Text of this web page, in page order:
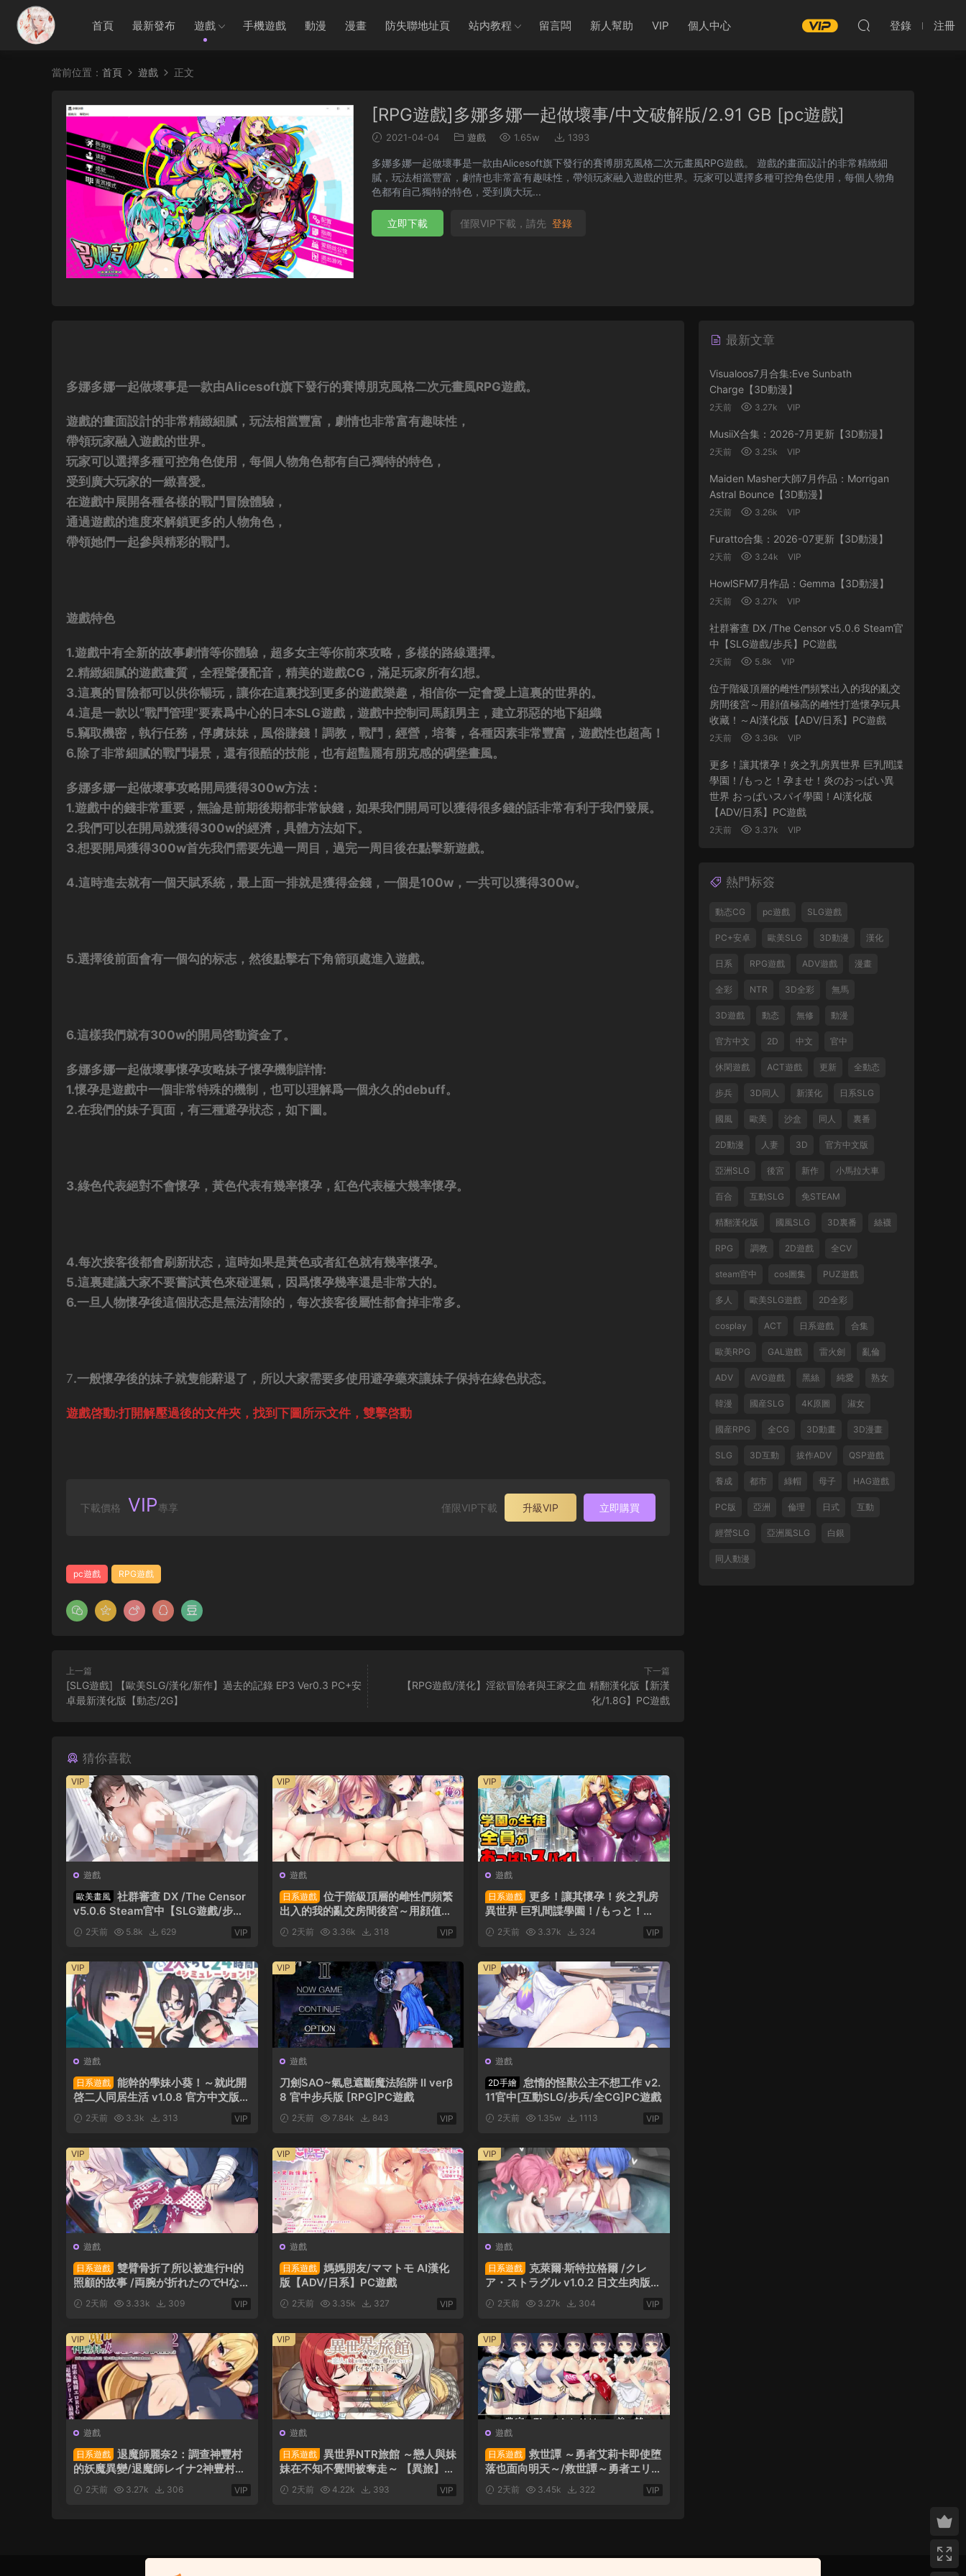
首頁 最新發布 遊戲 手機遊戲 動漫 漫畫 防失聯地址頁 站内教程 留言闆 新人幫助 VIP 個人中心 登錄 注冊
當前位置： 首頁 遊戲 正文
[RPG遊戲]多娜多娜一起做壞事/中文破解版/2.91 GB [pc遊戲]
2021-04-04 遊戲 1.65w 1393
多娜多娜一起做壞事是一款由Alicesoft旗下發行的賽博朋克風格二次元畫風RPG遊戲。 遊戲的畫面設計的非常精緻細
膩，玩法相當豐富，劇情也非常富有趣味性，帶領玩家融入遊戲的世界。玩家可以選擇多種可控角色使用，每個人物角
色都有自己獨特的特色，受到廣大玩...
僅限VIP下載，請先 登錄
立即下載
多娜多娜一起做壞事是一款由Alicesoft旗下發行的賽博朋克風格二次元畫風RPG遊戲。
遊戲的畫面設計的非常精緻細膩，玩法相當豐富，劇情也非常富有趣味性，
帶領玩家融入遊戲的世界。
玩家可以選擇多種可控角色使用，每個人物角色都有自己獨特的特色，
受到廣大玩家的一緻喜愛。
在遊戲中展開各種各樣的戰鬥冒險體驗，
通過遊戲的進度來解鎖更多的人物角色，
帶領她們一起參與精彩的戰鬥。
遊戲特色
1.遊戲中有全新的故事劇情等你體驗，超多女主等你前來攻略，多樣的路線選擇。
2.精緻細膩的遊戲畫質，全程聲優配音，精美的遊戲CG，滿足玩家所有幻想。
3.這裏的冒險都可以供你暢玩，讓你在這裏找到更多的遊戲樂趣，相信你一定會愛上這裏的世界的。
4.這是一款以“戰鬥管理”要素爲中心的日本SLG遊戲，遊戲中控制司馬顔男主，建立邪惡的地下組織
5.竊取機密，執行任務，俘虜妹妹，風俗賺錢！調教，戰鬥，經營，培養，各種因素非常豐富，遊戲性也超高！
6.除了非常細膩的戰鬥場景，還有很酷的技能，也有超豔麗有朋克感的碉堡畫風。
多娜多娜一起做壞事攻略開局獲得300w方法：
1.遊戲中的錢非常重要，無論是前期後期都非常缺錢，如果我們開局可以獲得很多錢的話非常有利于我們發展。
2.我們可以在開局就獲得300w的經濟，具體方法如下。
3.想要開局獲得300w首先我們需要先過一周目，過完一周目後在點擊新遊戲。
4.這時進去就有一個天賦系統，最上面一排就是獲得金錢，一個是100w，一共可以獲得300w。
5.選擇後前面會有一個勾的标志，然後點擊右下角箭頭處進入遊戲。
6.這樣我們就有300w的開局啓動資金了。
多娜多娜一起做壞事懷孕攻略妹子懷孕機制詳情:
1.懷孕是遊戲中一個非常特殊的機制，也可以理解爲一個永久的debuff。
2.在我們的妹子頁面，有三種避孕狀态，如下圖。
3.綠色代表絕對不會懷孕，黃色代表有幾率懷孕，紅色代表極大幾率懷孕。
4.每次接客後都會刷新狀态，這時如果是黃色或者紅色就有幾率懷孕。
5.這裏建議大家不要嘗試黃色來碰運氣，因爲懷孕幾率還是非常大的。
6.一旦人物懷孕後這個狀态是無法清除的，每次接客後屬性都會掉非常多。
7.一般懷孕後的妹子就隻能辭退了，所以大家需要多使用避孕藥來讓妹子保持在綠色狀态。
遊戲啓動:打開解壓過後的文件夾，找到下圖所示文件，雙擊啓動
下載價格 VIP專享 僅限VIP下載 升級VIP 立即購買
pc遊戲 RPG遊戲
上一篇
[SLG遊戲] 【歐美SLG/漢化/新作】過去的記錄 EP3 Ver0.3 PC+安
卓最新漢化版【動态/2G】
下一篇
【RPG遊戲/漢化】淫欲冒險者與王家之血 精翻漢化版【新漢
化/1.8G】PC遊戲
猜你喜歡
遊戲
歐美畫風 社群審查 DX /The Censor
v5.0.6 Steam官中【SLG遊戲/步
兵】PC遊戲
2天前 5.8k 629 VIP
VIP
遊戲
日系遊戲
位于階級頂層的雌性們頻繁
出入的我的亂交房間後宮～用顔值極
高的雌性打造懷孕玩具收藏！～AI漢
化版【ADV/日系】PC遊戲
2天前 3.36k 318 VIP
VIP
遊戲
日系遊戲
更多！讓其懷孕！炎之乳房
異世界 巨乳間諜學園！/もっと！孕
ませ！炎のおっぱい異世界 おっぱい
スパイ學園！AI漢化版【ADV/日
2天前 3.37k 324 VIP
VIP
遊戲
日系遊戲 能幹的學妹小葵！～就此開
啓二人同居生活 v1.0.8 官方中文版
【3D遊戲】PC遊戲
2天前 3.3k 313 VIP
VIP
遊戲
刀劍SAO~氣息遮斷魔法陷阱 Ⅱ verβ
8 官中步兵版 [RPG]PC遊戲
2天前 7.84k 843 VIP
VIP
遊戲
2D手繪
怠惰的怪獸公主不想工作 v2.
11官中[互動SLG/步兵/全CG]PC遊戲
2天前 1.35w 1113 VIP
VIP
遊戲
日系遊戲 雙臂骨折了所以被進行H的
照顧的故事 /両腕が折れたのでHなお
世話をされる話 AI漢化版【ADV/日
系】PC遊戲
2天前 3.33k 309 VIP
VIP
遊戲
日系遊戲
媽媽朋友/ママトモ AI漢化
版【ADV/日系】PC遊戲
2天前 3.35k 327 VIP
VIP
遊戲
日系遊戲
克萊爾·斯特拉格爾 /クレ
ア・ストラグル v1.0.2 日文生肉版
【RPG/日系】PC遊戲
2天前 3.27k 304 VIP
VIP
遊戲
日系遊戲 退魔師麗奈2：調查神豐村
的妖魔異變/退魔師レイナ2神豊村の
妖魔異変を調査せよ 漢化版【RPG/
日系】PC遊戲
2天前 3.27k 306 VIP
VIP
遊戲
日系遊戲
異世界NTR旅館 ～戀人與妹
妹在不知不覺間被奪走～ 【異旅】v
1.45 官方中文版【SLG】PC遊戲
2天前 4.22k 393 VIP
VIP
遊戲
日系遊戲
救世譚 ～勇者艾莉卡即使堕
落也面向明天～/救世譚～勇者エリカ
は堕ちても明日を向く～v1.0.3 AI漢
化版【RPG/日系】PC遊戲
2天前 3.45k 322 VIP
VIP
最新文章
Visualoos7月合集:Eve Sunbath
Charge【3D動漫】
2天前 3.27k VIP
MusiiX合集：2026-7月更新【3D動漫】
2天前 3.25k VIP
Maiden Masher大師7月作品：Morrigan
Astral Bounce【3D動漫】
2天前 3.26k VIP
Furatto合集：2026-07更新【3D動漫】
2天前 3.24k VIP
HowlSFM7月作品：Gemma【3D動漫】
2天前 3.27k VIP
社群審查 DX /The Censor v5.0.6 Steam官
中【SLG遊戲/步兵】PC遊戲
2天前 5.8k VIP
位于階級頂層的雌性們頻繁出入的我的亂交
房間後宮～用顔值極高的雌性打造懷孕玩具
收藏！～AI漢化版【ADV/日系】PC遊戲
2天前 3.36k VIP
更多！讓其懷孕！炎之乳房異世界 巨乳間諜
學園！/もっと！孕ませ！炎のおっぱい異
世界 おっぱいスパイ學園！AI漢化版
【ADV/日系】PC遊戲
2天前 3.37k VIP
熱門标簽
動态CG pc遊戲 SLG遊戲
PC+安卓 歐美SLG 3D動漫 漢化
日系 RPG遊戲 ADV遊戲 漫畫
全彩 NTR 3D全彩 無馬
3D遊戲 動态 無修 動漫
官方中文 2D 中文 官中
休閑遊戲 ACT遊戲 更新 全動态
步兵 3D同人 新漢化 日系SLG
國風 歐美 沙盒 同人 裏番
2D動漫 人妻 3D 官方中文版
亞洲SLG 後宮 新作 小馬拉大車
百合 互動SLG 免STEAM
精翻漢化版 國風SLG 3D裏番 絲襪
RPG 調教 2D遊戲 全CV
steam官中 cos圖集 PUZ遊戲
多人 歐美SLG遊戲 2D全彩
cosplay ACT 日系遊戲 合集
歐美RPG GAL遊戲 雷火劍 亂倫
ADV AVG遊戲 黑絲 純愛 熟女
韓漫 國産SLG 4K原圖 淑女
國産RPG 全CG 3D動畫 3D漫畫
SLG 3D互動 拔作ADV QSP遊戲
養成 都市 綠帽 母子 HAG遊戲
PC版 亞洲 倫理 日式 互動
經營SLG 亞洲風SLG 白銀
同人動漫